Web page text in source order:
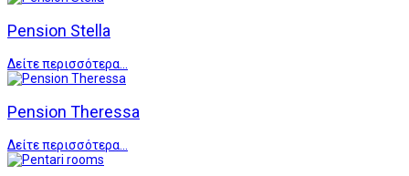
Pension Stella
Δείτε περισσότερα...
Pension Theressa
Δείτε περισσότερα...